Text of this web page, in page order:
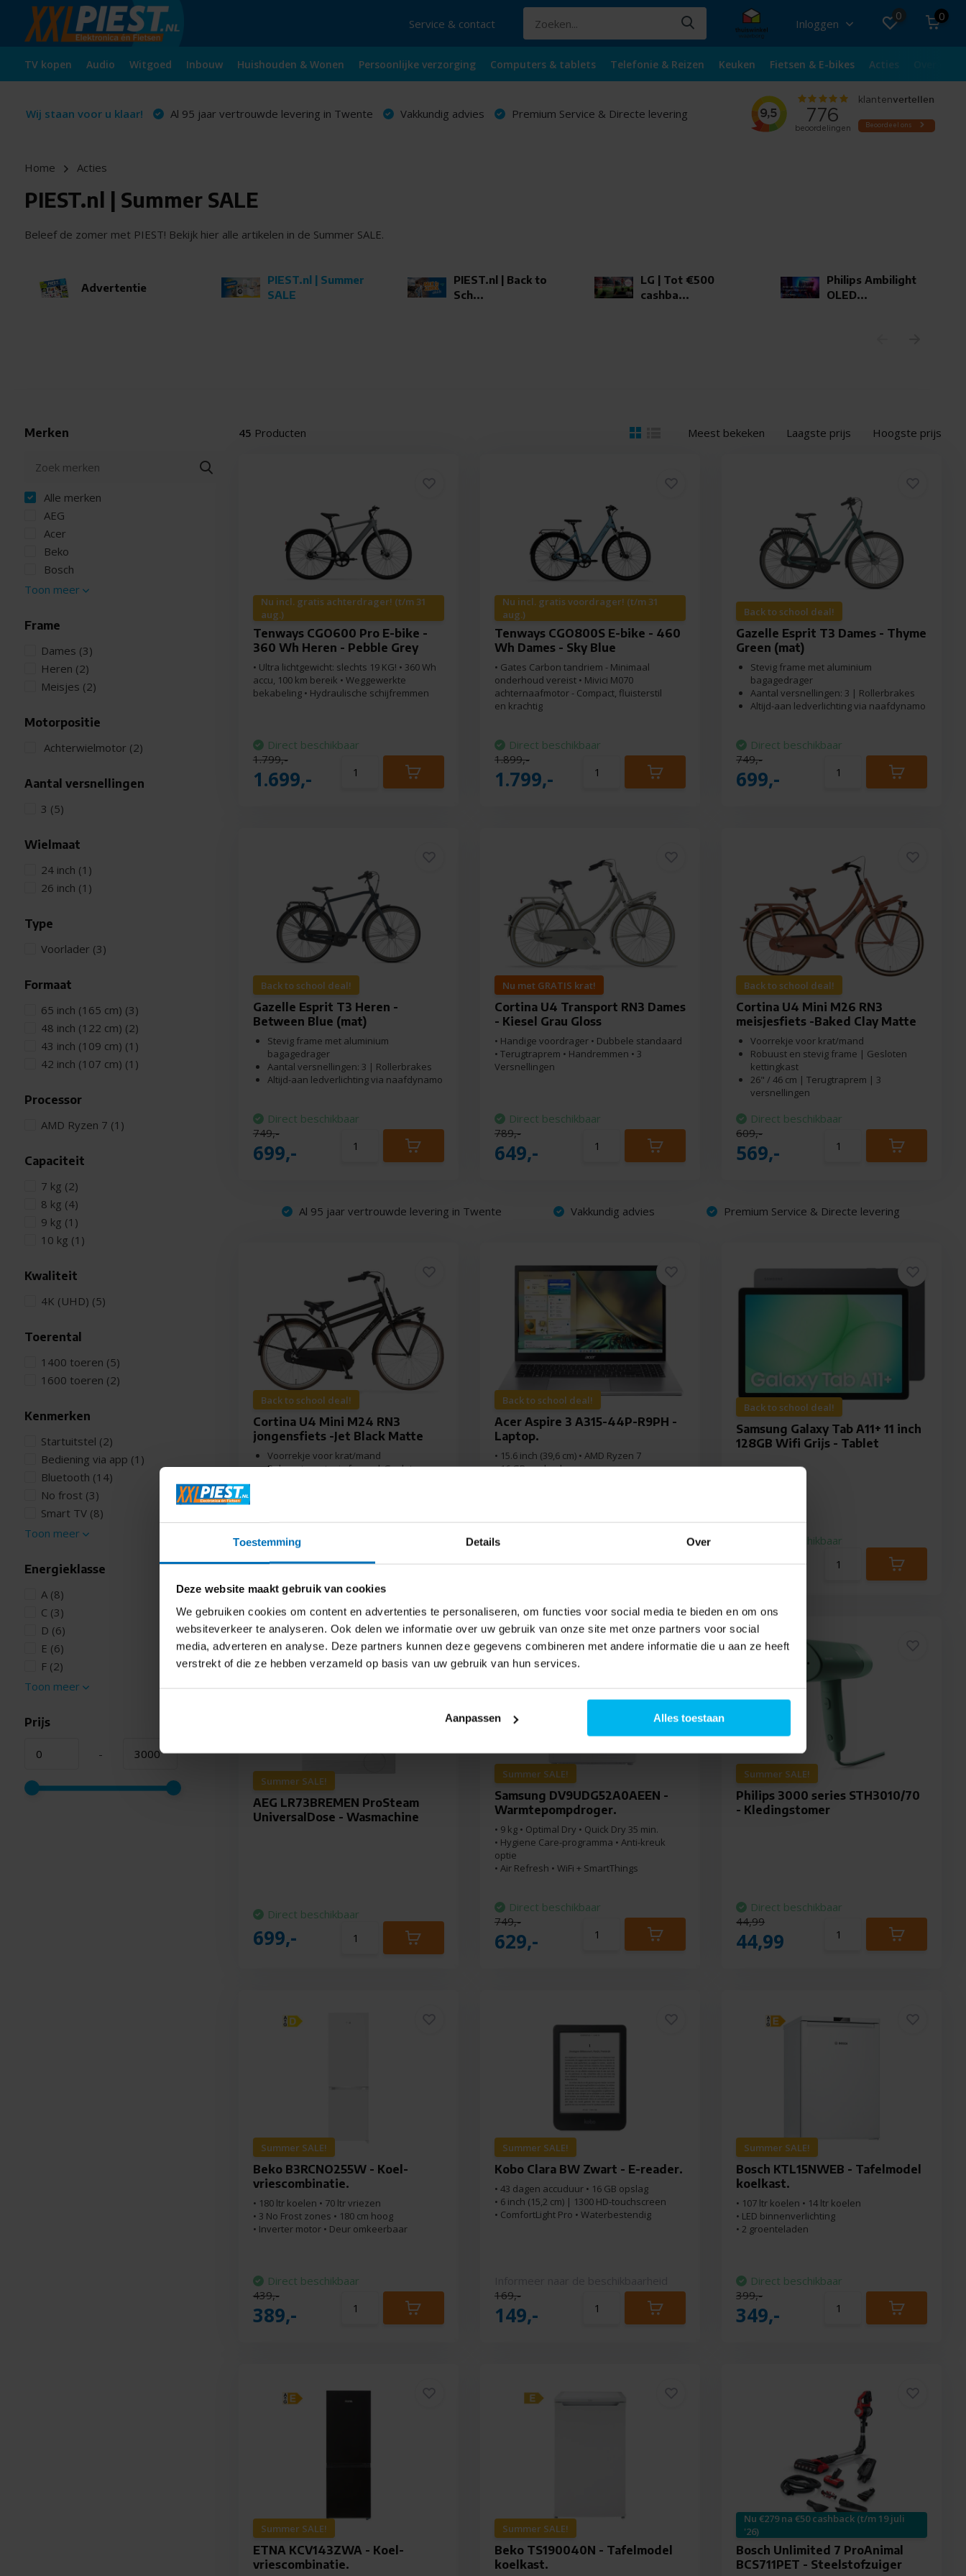
Toestemming Details Over
Deze website maakt gebruik van cookies
We gebruiken cookies om content en advertenties te personaliseren, om functies voor social media te bieden en om ons
websiteverkeer te analyseren. Ook delen we informatie over uw gebruik van onze site met onze partners voor social
media, adverteren en analyse. Deze partners kunnen deze gegevens combineren met andere informatie die u aan ze heeft
verstrekt of die ze hebben verzameld op basis van uw gebruik van hun services.
Aanpassen Alles toestaan
Service & contact Inloggen
0 0
TV kopen Audio Witgoed Inbouw Huishouden & Wonen Persoonlijke verzorging Computers & tablets Telefonie & Reizen Keuken Fietsen & E-bikes Acties
Wij staan voor u klaar! Al 95 jaar vertrouwde levering in Twente Vakkundig advies Premium Service & Directe levering
Home Acties
PIEST.nl | Summer SALE
Beleef de zomer met PIEST! Bekijk hier alle artikelen in de Summer SALE.
Advertentie
PIEST.nl | Summer
SALE
PIEST.nl | Back to
Sch...
LG | Tot €500
cashba...
Philips Ambilight
OLED...
Merken
Alle merken
AEG
Acer
Beko
Bosch
Toon meer
Frame
Dames (3)
Heren (2)
Meisjes (2)
Motorpositie
Achterwielmotor (2)
Aantal versnellingen
3 (5)
Wielmaat
24 inch (1)
26 inch (1)
Type
Voorlader (3)
Formaat
65 inch (165 cm) (3)
48 inch (122 cm) (2)
43 inch (109 cm) (1)
42 inch (107 cm) (1)
Processor
AMD Ryzen 7 (1)
Capaciteit
7 kg (2)
8 kg (4)
9 kg (1)
10 kg (1)
Kwaliteit
4K (UHD) (5)
Toerental
1400 toeren (5)
1600 toeren (2)
Kenmerken
Startuitstel (2)
Bediening via app (1)
Bluetooth (14)
No frost (3)
Smart TV (8)
Toon meer
Energieklasse
A (8)
C (3)
D (6)
E (6)
F (2)
Toon meer
Prijs
-
45 Producten Meest bekeken Laagste prijs Hoogste prijs
Nu incl. gratis achterdrager! (t/m 31
aug.)
Tenways CGO600 Pro E-bike -
360 Wh Heren - Pebble Grey
• Ultra lichtgewicht: slechts 19 KG! • 360 Wh
accu, 100 km bereik • Weggewerkte
bekabeling • Hydraulische schijfremmen
Direct beschikbaar
1.799,-
1.699,-
Nu incl. gratis voordrager! (t/m 31
aug.)
Tenways CGO800S E-bike - 460
Wh Dames - Sky Blue
• Gates Carbon tandriem - Minimaal
onderhoud vereist • Mivici M070
achternaafmotor - Compact, fluisterstil
en krachtig
Direct beschikbaar
1.899,-
1.799,-
Back to school deal!
Gazelle Esprit T3 Dames - Thyme
Green (mat)
Stevig frame met aluminium
bagagedrager
Aantal versnellingen: 3 | Rollerbrakes
Altijd-aan ledverlichting via naafdynamo
Direct beschikbaar
749,-
699,-
Back to school deal!
Gazelle Esprit T3 Heren -
Between Blue (mat)
Stevig frame met aluminium
bagagedrager
Aantal versnellingen: 3 | Rollerbrakes
Altijd-aan ledverlichting via naafdynamo
Direct beschikbaar
749,-
699,-
Nu met GRATIS krat!
Cortina U4 Transport RN3 Dames
- Kiesel Grau Gloss
• Handige voordrager • Dubbele standaard
• Terugtraprem • Handremmen • 3
Versnellingen
Direct beschikbaar
789,-
649,-
Back to school deal!
Cortina U4 Mini M26 RN3
meisjesfiets -Baked Clay Matte
Voorrekje voor krat/mand
Robuust en stevig frame | Gesloten
kettingkast
26" / 46 cm | Terugtraprem | 3
versnellingen
Direct beschikbaar
609,-
569,-
Al 95 jaar vertrouwde levering in Twente Vakkundig advies Premium Service & Directe levering
Back to school deal!
Cortina U4 Mini M24 RN3
jongensfiets -Jet Black Matte
Voorrekje voor krat/mand
Robuust en stevig frame | Gesloten
589,-
549,-
Back to school deal!
Acer Aspire 3 A315-44P-R9PH -
Laptop.
• 15.6 inch (39,6 cm) • AMD Ryzen 7
• 16 GB werkgeheugen
629,-
549,-
Back to school deal!
Samsung Galaxy Tab A11+ 11 inch
128GB Wifi Grijs - Tablet
Direct beschikbaar
249,-
Summer SALE!
AEG LR73BREMEN ProSteam
UniversalDose - Wasmachine
Direct beschikbaar
699,-
Summer SALE!
Samsung DV9UDG52A0AEEN -
Warmtepompdroger.
• 9 kg • Optimal Dry • Quick Dry 35 min.
• Hygiene Care-programma • Anti-kreuk
optie
• Air Refresh • WiFi + SmartThings
Direct beschikbaar
749,-
629,-
Summer SALE!
Philips 3000 series STH3010/70
- Kledingstomer
Direct beschikbaar
44,99
44,99
Summer SALE!
Beko B3RCNO255W - Koel-
vriescombinatie.
• 180 ltr koelen • 70 ltr vriezen
• 3 No Frost zones • 180 cm hoog
• Inverter motor • Deur omkeerbaar
Direct beschikbaar
439,-
389,-
Summer SALE!
Kobo Clara BW Zwart - E-reader.
• 43 dagen accuduur • 16 GB opslag
• 6 inch (15,2 cm) | 1300 HD-touchscreen
• ComfortLight Pro • Waterbestendig
169,-
149,-
Summer SALE!
Bosch KTL15NWEB - Tafelmodel
koelkast.
• 107 ltr koelen • 14 ltr koelen
• LED binnenverlichting
• 2 groenteladen
Direct beschikbaar
399,-
349,-
Summer SALE!
ETNA KCV143ZWA - Koel-
vriescombinatie.
Summer SALE!
Beko TS190040N - Tafelmodel
koelkast.
Nu €279 na €50 cashback (t/m 19 juli
'26)
Bosch Unlimited 7 ProAnimal
BCS711PET - Steelstofzuiger